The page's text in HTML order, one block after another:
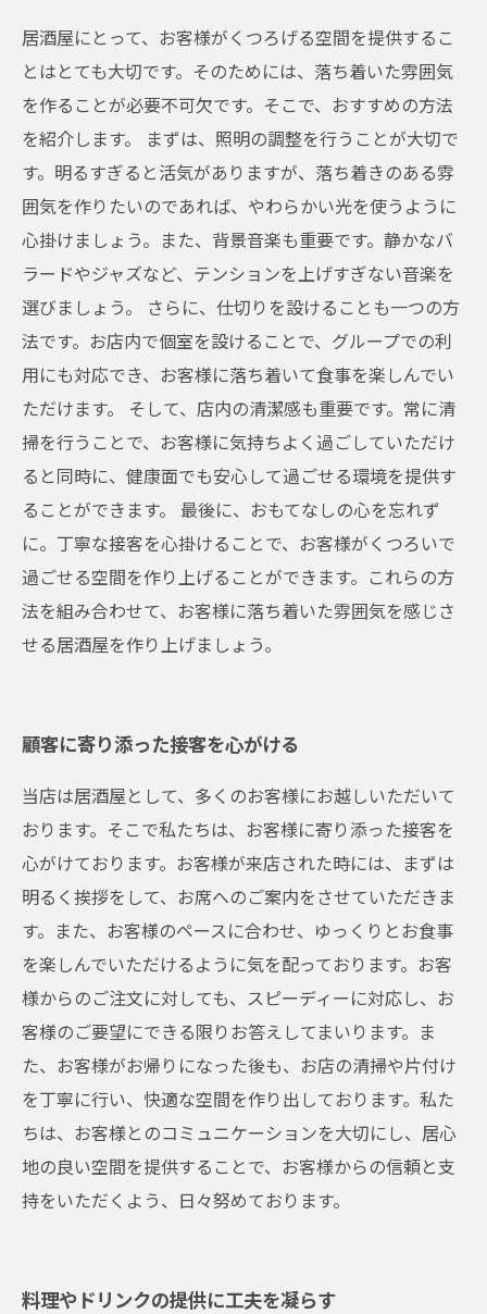
居酒屋にとって、お客様がくつろげる空間を提供するこ
とはとても大切です。そのためには、落ち着いた雰囲気
を作ることが必要不可欠です。そこで、おすすめの方法
を紹介します。 まずは、照明の調整を行うことが大切で
す。明るすぎると活気がありますが、落ち着きのある雰
囲気を作りたいのであれば、やわらかい光を使うように
心掛けましょう。また、背景音楽も重要です。静かなバ
ラードやジャズなど、テンションを上げすぎない音楽を
選びましょう。 さらに、仕切りを設けることも一つの方
法です。お店内で個室を設けることで、グループでの利
用にも対応でき、お客様に落ち着いて食事を楽しんでい
ただけます。 そして、店内の清潔感も重要です。常に清
掃を行うことで、お客様に気持ちよく過ごしていただけ
ると同時に、健康面でも安心して過ごせる環境を提供す
ることができます。 最後に、おもてなしの心を忘れず
に。丁寧な接客を心掛けることで、お客様がくつろいで
過ごせる空間を作り上げることができます。これらの方
法を組み合わせて、お客様に落ち着いた雰囲気を感じさ
せる居酒屋を作り上げましょう。
顧客に寄り添った接客を心がける
当店は居酒屋として、多くのお客様にお越しいただいて
おります。そこで私たちは、お客様に寄り添った接客を
心がけております。お客様が来店された時には、まずは
明るく挨拶をして、お席へのご案内をさせていただきま
す。また、お客様のペースに合わせ、ゆっくりとお食事
を楽しんでいただけるように気を配っております。お客
様からのご注文に対しても、スピーディーに対応し、お
客様のご要望にできる限りお答えしてまいります。ま
た、お客様がお帰りになった後も、お店の清掃や片付け
を丁寧に行い、快適な空間を作り出しております。私た
ちは、お客様とのコミュニケーションを大切にし、居心
地の良い空間を提供することで、お客様からの信頼と支
持をいただくよう、日々努めております。
料理やドリンクの提供に工夫を凝らす